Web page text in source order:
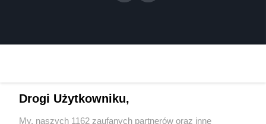
Drogi Użytkowniku,
My, naszych 1162 zaufanych partnerów oraz inne